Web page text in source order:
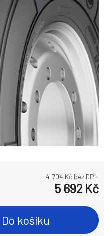
4 704 Kč bez DPH
5 692 Kč
Do košíku